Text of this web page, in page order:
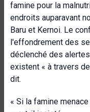
famine pour la
endroits auparavant
Baru et Kernoi. Le
l'effondrement des
déclenché des
existent « à travers
dit.
« Si la famine